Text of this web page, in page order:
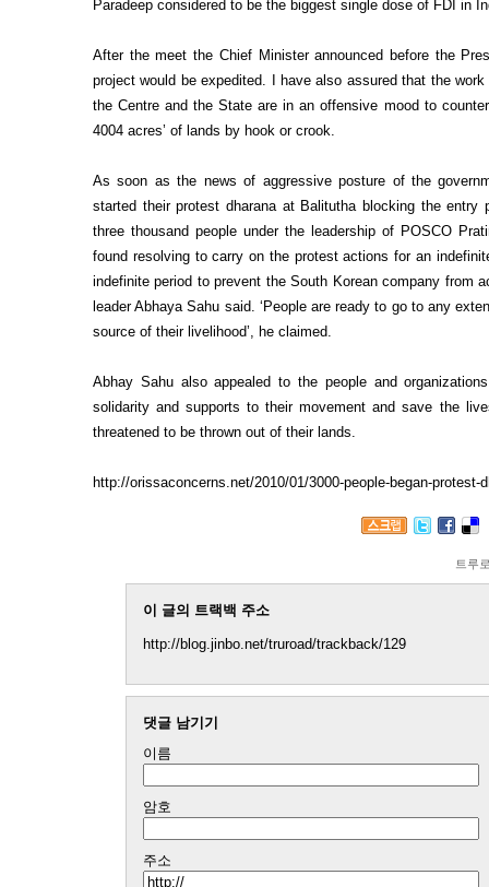
Paradeep considered to be the biggest single dose of FDI in
After the meet the Chief Minister announced before the
project would be expedited. I have also assured that the
the Centre and the State are in an offensive mood to
4004 acres’ of lands by hook or crook.
As soon as the news of aggressive posture of the
started their protest dharana at Balitutha blocking the entry
three thousand people under the leadership of POSCO
found resolving to carry on the protest actions for an
indefinite period to prevent the South Korean company from
leader Abhaya Sahu said. ‘People are ready to go to any
source of their livelihood’, he claimed.
Abhay Sahu also appealed to the people and
solidarity and supports to their movement and save the
threatened to be thrown out of their lands.
http://orissaconcerns.net/2010/01/3000-people-began-protest-
트루
이 글의 트랙백 주소
http://blog.jinbo.net/truroad/trackback/129
댓글 남기기
이름
암호
주소